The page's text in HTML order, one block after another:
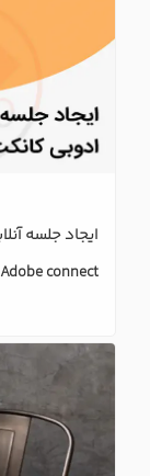
Adobe connect )